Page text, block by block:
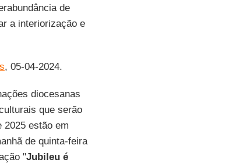
de
a interiorização e
, 05-04-2024.
diocesanas
que serão
2025 estão em
de quinta-feira
"Jubileu é